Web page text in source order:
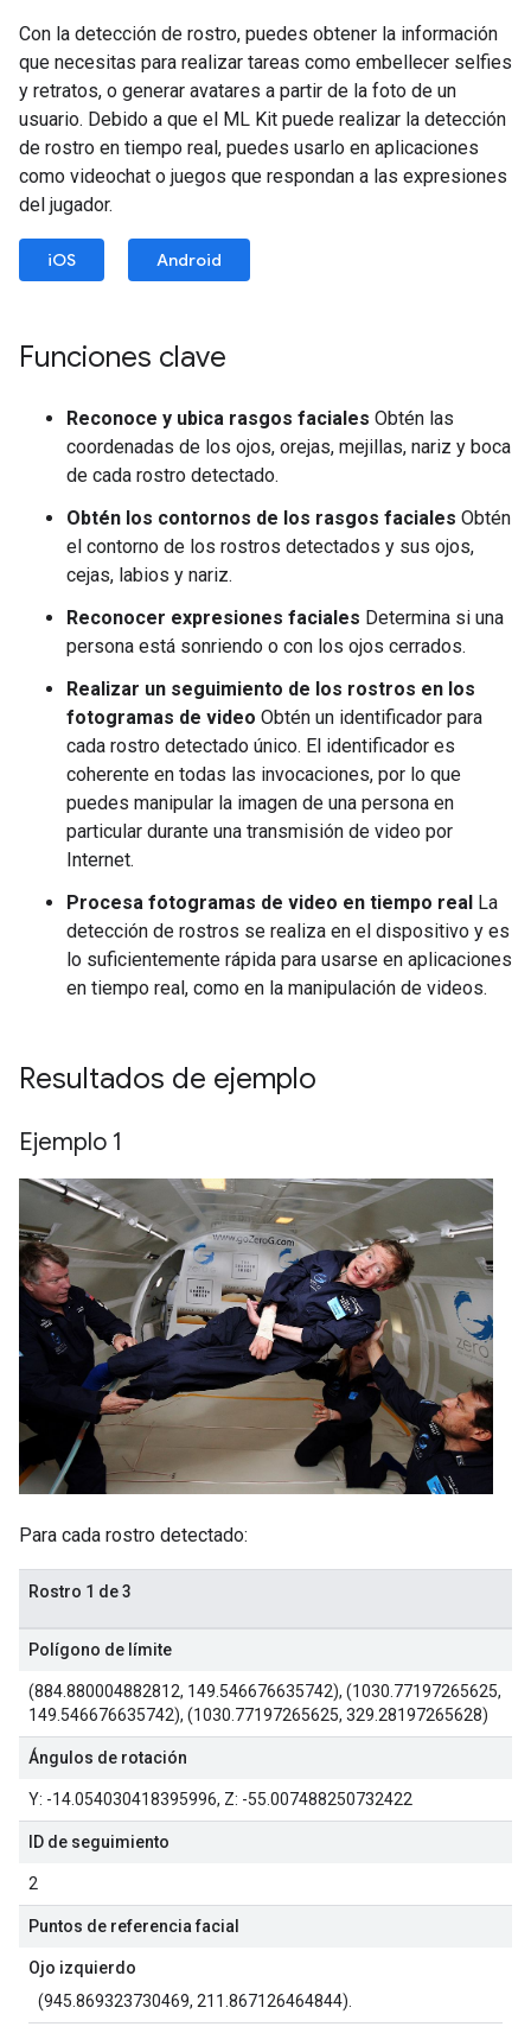
Con la detección de rostro, puedes obtener la información
que necesitas para realizar tareas como embellecer selfies
y retratos, o generar avatares a partir de la foto de un
usuario. Debido a que el ML Kit puede realizar la detección
de rostro en tiempo real, puedes usarlo en aplicaciones
como videochat o juegos que respondan a las expresiones
del jugador.
iOS Android
Funciones clave
Reconoce y ubica rasgos faciales Obtén las
coordenadas de los ojos, orejas, mejillas, nariz y boca
de cada rostro detectado.
Obtén los contornos de los rasgos faciales Obtén
el contorno de los rostros detectados y sus ojos,
cejas, labios y nariz.
Reconocer expresiones faciales Determina si una
persona está sonriendo o con los ojos cerrados.
Realizar un seguimiento de los rostros en los
fotogramas de video Obtén un identificador para
cada rostro detectado único. El identificador es
coherente en todas las invocaciones, por lo que
puedes manipular la imagen de una persona en
particular durante una transmisión de video por
Internet.
Procesa fotogramas de video en tiempo real La
detección de rostros se realiza en el dispositivo y es
lo suficientemente rápida para usarse en aplicaciones
en tiempo real, como en la manipulación de videos.
Resultados de ejemplo
Ejemplo 1
Para cada rostro detectado:
Rostro 1 de 3
Polígono de límite
(884.880004882812, 149.546676635742), (1030.77197265625,
149.546676635742), (1030.77197265625, 329.28197265628)
Ángulos de rotación
Y: -14.054030418395996, Z: -55.007488250732422
ID de seguimiento
2
Puntos de referencia facial
Ojo izquierdo
(945.869323730469, 211.867126464844).